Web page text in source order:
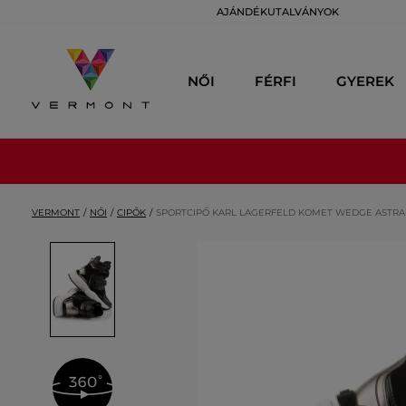
AJÁNDÉKUTALVÁNYOK
NŐI FÉRFI GYEREK
VERMONT NŐI CIPŐK SPORTCIPŐ KARL LAGERFELD KOMET WEDGE